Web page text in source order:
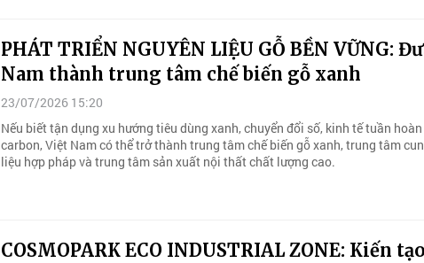
PHÁT TRIỂN NGUYÊN LIỆU GỖ BỀN VỮNG:
Nam thành trung tâm chế biến gỗ xanh
23/07/2026 15:20
Nếu biết tận dụng xu hướng tiêu dùng xanh, chuyển đổi số, kinh tế tuần
carbon, Việt Nam có thể trở thành trung tâm chế biến gỗ xanh, trung tâm
liệu hợp pháp và trung tâm sản xuất nội thất chất lượng cao.
COSMOPARK ECO INDUSTRIAL ZONE: Kiến